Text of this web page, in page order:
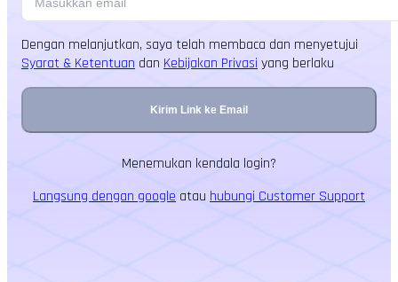
Dengan melanjutkan, saya telah membaca dan menyetujui
Syarat & Ketentuan dan Kebijakan Privasi yang berlaku
Kirim Link ke Email
Menemukan kendala login?
Langsung dengan google atau hubungi Customer Support